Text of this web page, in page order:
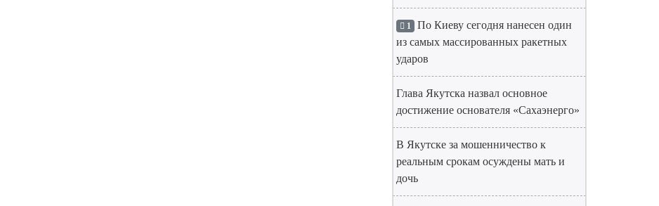
1 По Киеву сегодня нанесен один
из самых массированных ракетных
ударов
Глава Якутска назвал основное
достижение основателя «Сахаэнерго»
В Якутске за мошенничество к
реальным срокам осуждены мать и
дочь